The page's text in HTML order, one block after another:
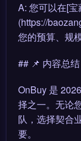
A: 您可以在[
(https://
您的预算、规
## 📌 内容总结
OnBuy 是
择之一。无论
队，选择契合
要。